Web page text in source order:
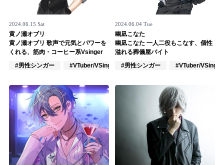
2024.06.15 Sat
黄ノ瀬オブリ
黄ノ瀬オブリ 歌声で元気とパワーを
くれる、筋肉・コーヒー系Vsinger
#男性シンガー
#VTuber/VSinger #アカペラ
2024.06.04 Tue
幽凪こなた
幽凪こなた 一人二役もこなす、個性
溢れる葬儀屋バイト
#男性シンガー
#VTuber/VSinger